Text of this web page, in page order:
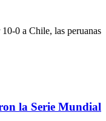
0 a Chile, las peruanas
la Serie Mundial